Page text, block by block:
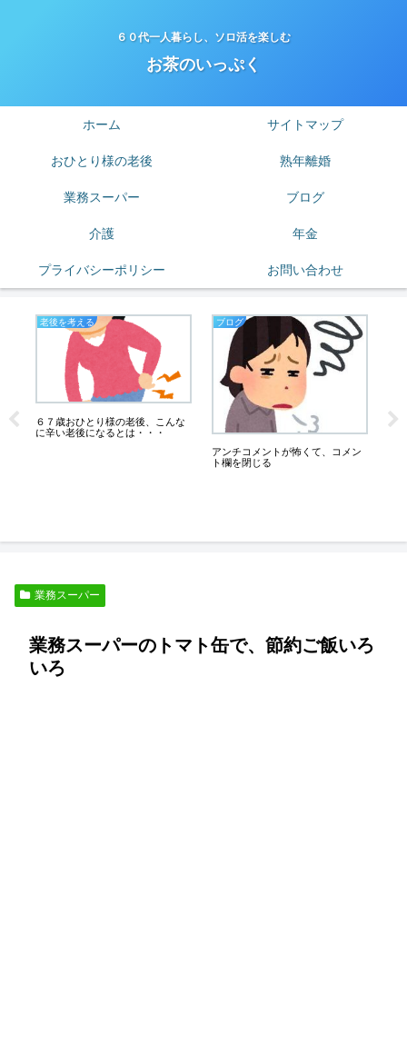
６０代一人暮らし、ソロ活を楽しむ
お茶のいっぷく
ホーム サイトマップ
おひとり様の老後 熟年離婚
業務スーパー ブログ
介護 年金
プライバシーポリシー お問い合わせ
熟年離婚 老後貧困
消えた老後資金、母の預金一千万
円は瓦礫の山になりました。
膝
業務スーパー
業務スーパーのトマト缶で、節約ご飯いろ
いろ